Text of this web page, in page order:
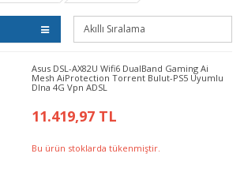
Asus DSL-AX82U Wifi6 DualBand Gaming Ai
Mesh AiProtection Torrent Bulut-PS5 Uyumlu
Dlna 4G Vpn ADSL
11.419,97 TL
Bu ürün stoklarda tükenmiştir.